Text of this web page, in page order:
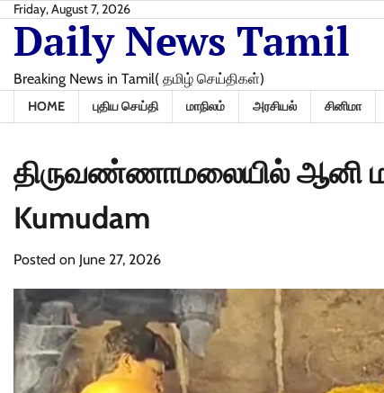
Skip
content
Friday, August 7, 2026
Daily News Tamil
Breaking News in Tamil( தமிழ் செய்திகள்)
HOME புதிய செய்தி மாநிலம் அரசியல் சினிமா
திருவண்ணாமலையில் ஆனி
Kumudam
Posted on June 27, 2026